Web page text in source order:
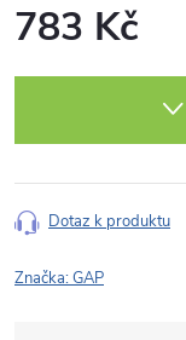
783 Kč
Dotaz k produktu
Značka:GAP